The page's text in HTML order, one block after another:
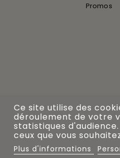
Promos
Ce site utilise des
déroulement de votre
statistiques
ceux que vous
Plus d'informations